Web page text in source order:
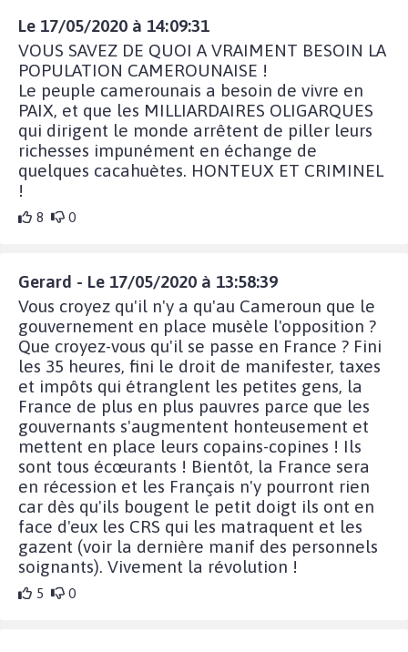
Le 17/05/2020 à 14:09:31
VOUS SAVEZ DE QUOI A VRAIMENT BESOIN LA
POPULATION CAMEROUNAISE !
Le peuple camerounais a besoin de vivre en
PAIX, et que les MILLIARDAIRES OLIGARQUES
qui dirigent le monde arrêtent de piller leurs
richesses impunément en échange de
quelques cacahuètes. HONTEUX ET CRIMINEL
!
8 0
Gerard - Le 17/05/2020 à 13:58:39
Vous croyez qu'il n'y a qu'au Cameroun que le
gouvernement en place musèle l'opposition ?
Que croyez-vous qu'il se passe en France ? Fini
les 35 heures, fini le droit de manifester, taxes
et impôts qui étranglent les petites gens, la
France de plus en plus pauvres parce que les
gouvernants s'augmentent honteusement et
mettent en place leurs copains-copines ! Ils
sont tous écœurants ! Bientôt, la France sera
en récession et les Français n'y pourront rien
car dès qu'ils bougent le petit doigt ils ont en
face d'eux les CRS qui les matraquent et les
gazent (voir la dernière manif des personnels
soignants). Vivement la révolution !
5 0